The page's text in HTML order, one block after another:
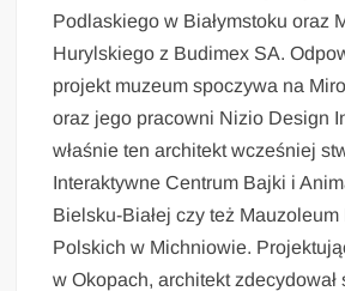
Podlaskiego w Białymstoku oraz
Hurylskiego z Budimex SA.
projekt muzeum spoczywa na
oraz jego pracowni Nizio Design
właśnie ten architekt wcześniej
Interaktywne Centrum Bajki i
Bielsku-Białej czy też
Polskich w Michniowie.
w Okopach, architekt zdecydował